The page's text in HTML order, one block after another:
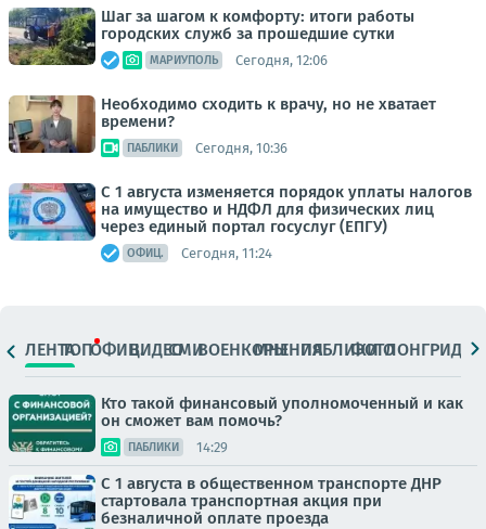
Шаг за шагом к комфорту: итоги работы
городских служб за прошедшие сутки
МАРИУПОЛЬ Сегодня, 12:06
Необходимо сходить к врачу, но не хватает
времени?
ПАБЛИКИ Сегодня, 10:36
С 1 августа изменяется порядок уплаты налогов
на имущество и НДФЛ для физических лиц
через единый портал госуслуг (ЕПГУ)
ОФИЦ. Сегодня, 11:24
ЛЕНТАТОПОФИЦ.ВИДЕОСМИВОЕНКОРЫМНЕНИЯПАБЛИКИ
ФОТОЛОНГРИДЫ
Кто такой финансовый уполномоченный и как
он сможет вам помочь?
ПАБЛИКИ 14:29
С 1 августа в общественном транспорте ДНР
стартовала транспортная акция при
безналичной оплате проезда